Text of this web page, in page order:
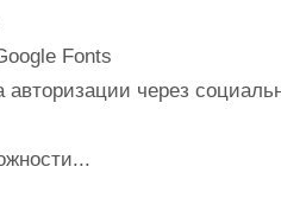
Fonts
авторизации через